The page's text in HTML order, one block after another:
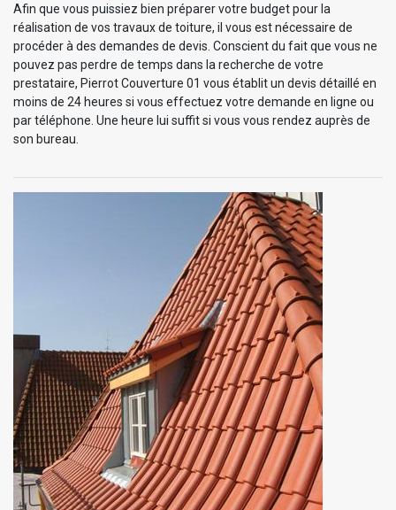
Afin que vous puissiez bien préparer votre budget pour la
réalisation de vos travaux de toiture, il vous est nécessaire de
procéder à des demandes de devis. Conscient du fait que vous ne
pouvez pas perdre de temps dans la recherche de votre
prestataire, Pierrot Couverture 01 vous établit un devis détaillé en
moins de 24 heures si vous effectuez votre demande en ligne ou
par téléphone. Une heure lui suffit si vous vous rendez auprès de
son bureau.